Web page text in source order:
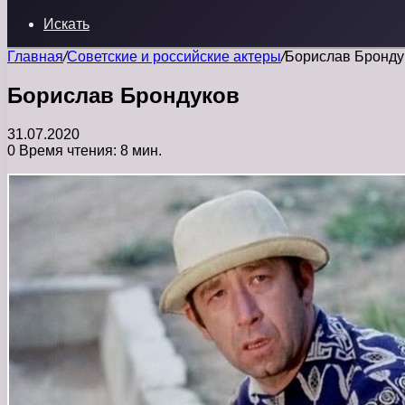
Искать
Главная/Советские и российские актеры/Борислав
Борислав Брондуков
31.07.2020
0 Время чтения: 8 мин.